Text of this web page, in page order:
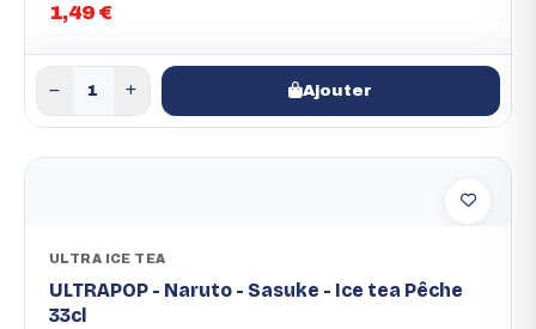
1,49 €
Ajouter
ULTRA ICE TEA
ULTRAPOP - Naruto - Sasuke - Ice tea Pêche
33cl